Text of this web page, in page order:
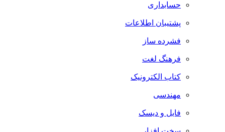
حسابداری
پشتیبان اطلاعات
فشرده ساز
فرهنگ لغت
کتاب الکترونیک
مهندسی
فایل و دیسک